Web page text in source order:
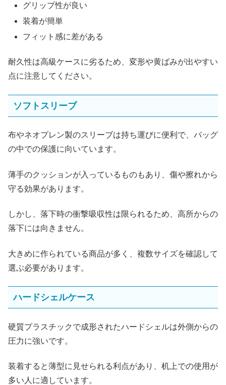
グリップ性が良い
装着が簡単
フィット感に差がある
耐久性は高級ケースに劣るため、変形や黄ばみが出やすい
点に注意してください。
ソフトスリーブ
布やネオプレン製のスリーブは持ち運びに便利で、バッグ
の中での保護に向いています。
薄手のクッションが入っているものもあり、傷や擦れから
守る効果があります。
しかし、落下時の衝撃吸収性は限られるため、高所からの
落下には向きません。
大きめに作られている商品が多く、複数サイズを確認して
選ぶ必要があります。
ハードシェルケース
硬質プラスチックで成形されたハードシェルは外側からの
圧力に強いです。
装着すると薄型に見せられる利点があり、机上での使用が
多い人に適しています。